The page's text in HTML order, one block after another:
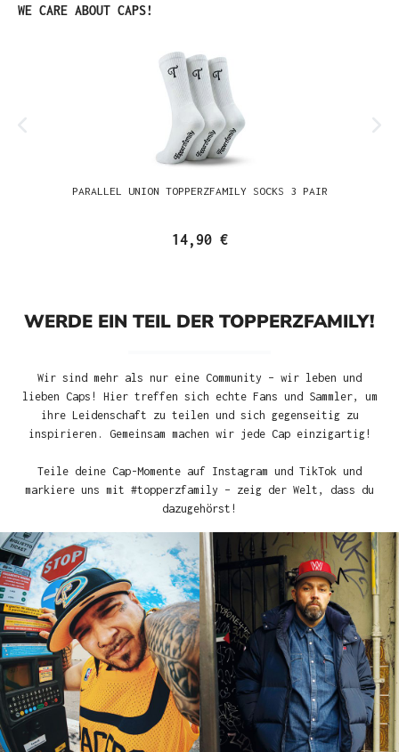
Produktgalerie überspringen
WE CARE ABOUT CAPS!
PARALLEL UNION TOPPERZFAMILY SOCKS 3 PAIR
14,90 €
WERDE EIN TEIL DER TOPPERZFAMILY!
Wir sind mehr als nur eine Community – wir leben und
lieben Caps! Hier treffen sich echte Fans und Sammler, um
ihre Leidenschaft zu teilen und sich gegenseitig zu
inspirieren. Gemeinsam machen wir jede Cap einzigartig!
Teile deine Cap-Momente auf Instagram und TikTok und
markiere uns mit #topperzfamily – zeig der Welt, dass du
dazugehörst!